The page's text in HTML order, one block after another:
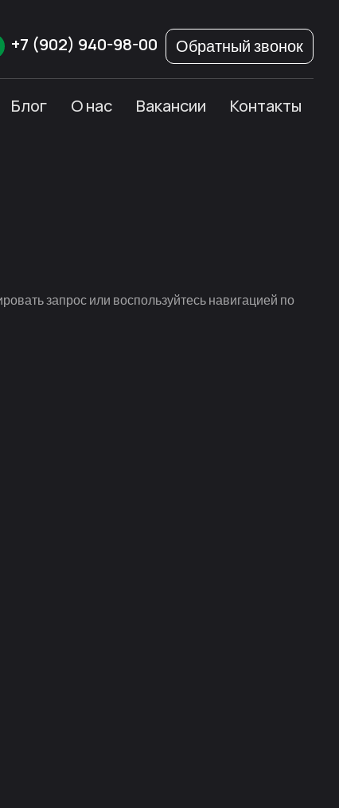
+7 (902) 940-98-00 Обратный звонок
Блог О нас Вакансии Контакты
запрос или воспользуйтесь навигацией по